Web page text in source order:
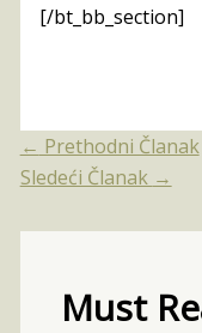
[/bt_bb_section]
← Prethodni Članak
Sledeći Članak →
Must